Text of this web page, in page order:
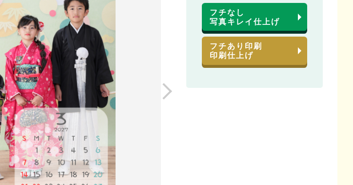
フチなし
写真キレイ仕上げ
フチあり印刷
印刷仕上げ